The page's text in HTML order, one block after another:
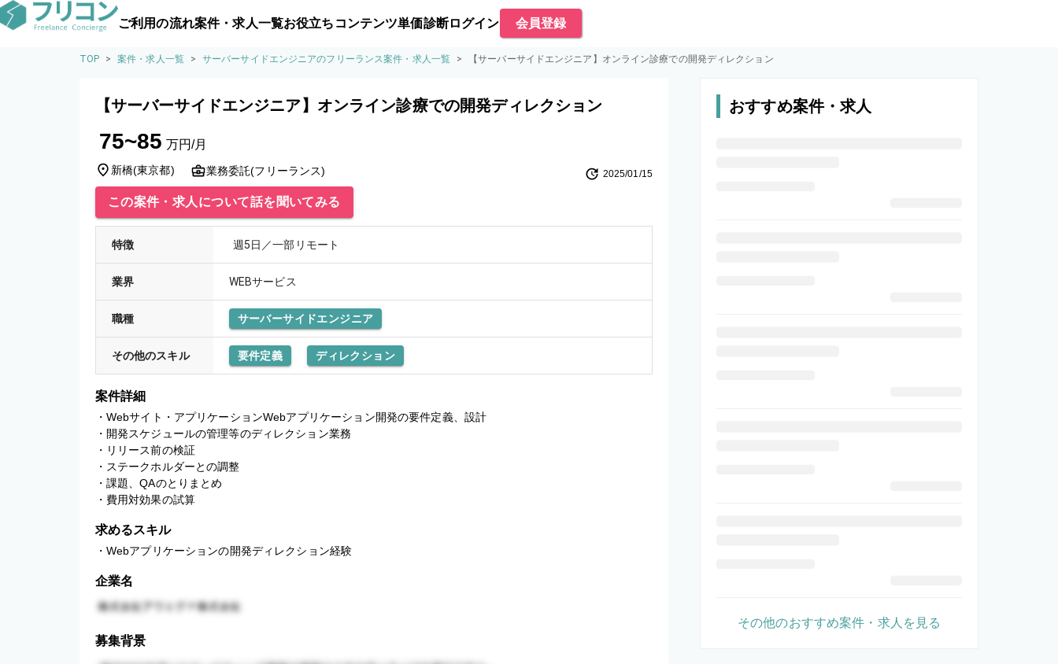
ご利用の流れ案件・求人一覧お役立ちコンテンツ単価診断ログイン 会員登録
TOP > 案件・求人一覧 > サーバーサイドエンジニアのフリーランス案件・求人一覧 > 【サーバーサイドエンジニア】オンライン診療での開発ディレクション
【サーバーサイドエンジニア】オンライン診療での開発ディレクション
75~85 万円/月
新橋(東京都) 業務委託(フリーランス) 2025/01/15
この案件・求人について話を聞いてみる
特徴 週5日／一部リモート
業界 WEBサービス
職種 サーバーサイドエンジニア
その他のスキル 要件定義 ディレクション
案件詳細
・Webサイト・アプリケーションWebアプリケーション開発の要件定義、設計
・開発スケジュールの管理等のディレクション業務
・リリース前の検証
・ステークホルダーとの調整
・課題、QAのとりまとめ
・費用対効果の試算
求めるスキル
・Webアプリケーションの開発ディレクション経験
企業名
募集背景
おすすめ案件・求人
その他のおすすめ案件・求人を見る